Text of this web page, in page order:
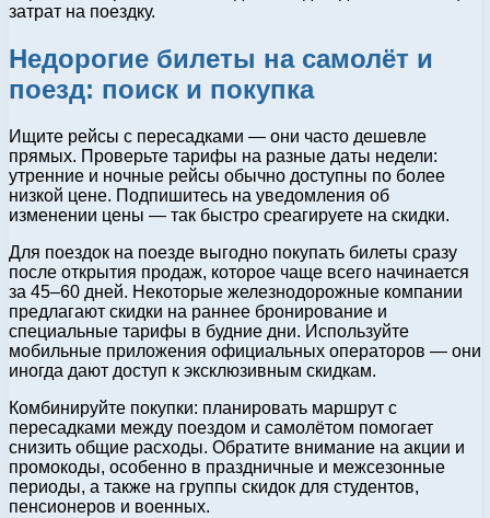
затрат на поездку.
Недорогие билеты на самолёт и
поезд: поиск и покупка
Ищите рейсы с пересадками — они часто дешевле
прямых. Проверьте тарифы на разные даты недели:
утренние и ночные рейсы обычно доступны по более
низкой цене. Подпишитесь на уведомления об
изменении цены — так быстро среагируете на скидки.
Для поездок на поезде выгодно покупать билеты сразу
после открытия продаж, которое чаще всего начинается
за 45–60 дней. Некоторые железнодорожные компании
предлагают скидки на раннее бронирование и
специальные тарифы в будние дни. Используйте
мобильные приложения официальных операторов — они
иногда дают доступ к эксклюзивным скидкам.
Комбинируйте покупки: планировать маршрут с
пересадками между поездом и самолётом помогает
снизить общие расходы. Обратите внимание на акции и
промокоды, особенно в праздничные и межсезонные
периоды, а также на группы скидок для студентов,
пенсионеров и военных.